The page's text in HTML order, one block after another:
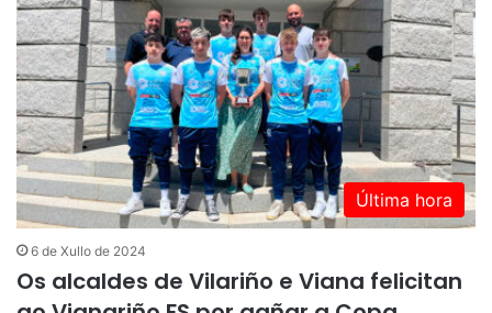
Última hora
6 de Xullo de 2024
Os alcaldes de Vilariño e Viana felicitan